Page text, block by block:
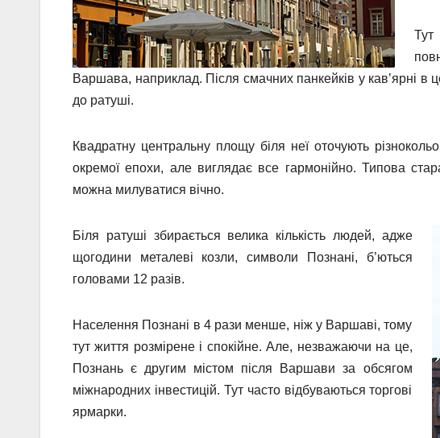
Варшава, наприклад. Після смачних панкейків у кав’ярні в
до ратуші.
Квадратну центральну площу біля неї оточують
окремої епохи, але виглядає все гармонійно. Типова
можна милуватися вічно.
Біля ратуші збирається велика кількість людей, адже
щогодини металеві козли, символи Познані, б’ються
головами 12 разів.
Населення Познані в 4 рази менше, ніж у Варшаві, тому
тут життя розмірене і спокійне. Але, незважаючи на це,
Познань є другим містом після Варшави за обсягом
міжнародних інвестицій. Тут часто відбуваються торгові
ярмарки.